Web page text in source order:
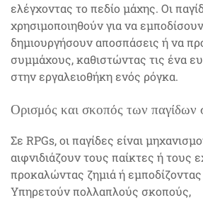
ελέγχοντας το πεδίο μάχης. Οι
χρησιμοποιηθούν για να
δημιουργήσουν αποσπάσεις ή να
συμμάχους, καθιστώντας τις ένα
στην εργαλειοθήκη ενός ρόγκα.
Ορισμός και σκοπός των παγίδων
Σε RPGs, οι παγίδες είναι
αιφνιδιάζουν τους παίκτες ή τους
προκαλώντας ζημιά ή
Υπηρετούν πολλαπλούς σκοπούς,